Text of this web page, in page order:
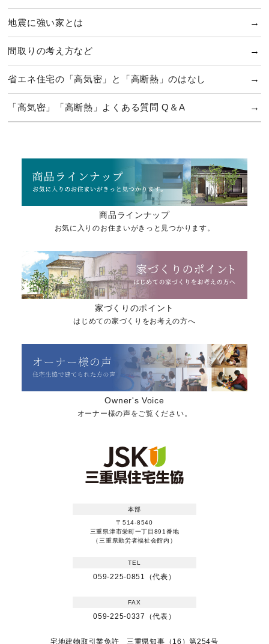
地震に強い家とは
間取りの考え方など
省エネ住宅の「高気密」と「高断熱」のはなし
「高気密」「高断熱」よくある質問 Q＆A
商品ラインナップ
お気に入りのお住まいがきっと見つかります。
家づくりのポイント
はじめての家づくりをお考えの方へ
Owner's Voice
オーナー様の声をご覧ください。
本部
〒514-8540
三重県津市栄町一丁目891番地
（三重県勤労者福祉会館内）
TEL
059-225-0851（代表）
FAX
059-225-0337（代表）
宅地建物取引業免許 三重県知事（16）第254号